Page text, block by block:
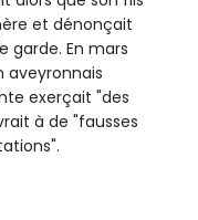
et dénonçait
garde. En mars
aveyronnais
exerçait "des
à de "fausses